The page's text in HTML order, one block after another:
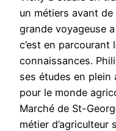
un métiers avant
grande voyageuse
c’est en parcourant
connaissances.
ses études en
pour le monde
Marché de St-
métier